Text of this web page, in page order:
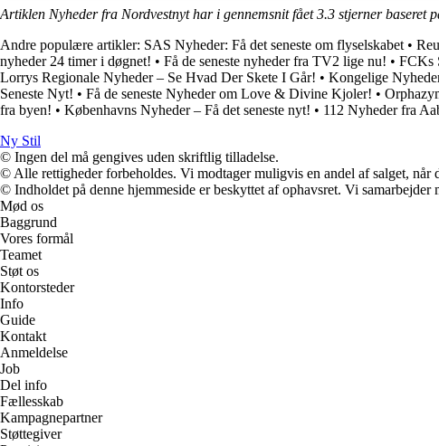
Artiklen Nyheder fra Nordvestnyt har i gennemsnit fået3.3 stjerner baseret
Andre populære artikler: SAS Nyheder: Få det seneste om flyselskabet •
nyheder 24 timer i døgnet! • Få de seneste nyheder fra TV2 lige nu! • FCKs
Lorrys Regionale Nyheder – Se Hvad Der Skete I Går! • Kongelige
Seneste Nyt! • Få de seneste Nyheder om Love & Divine Kjoler! •
fra byen! • Københavns Nyheder – Få det seneste nyt! • 112 Nyheder fra
Ny Stil
© Ingen del må gengives uden skriftlig tilladelse.
© Alle rettigheder forbeholdes. Vi modtager muligvis en andel af salget, når
© Indholdet på denne hjemmeside er beskyttet af ophavsret. Vi
Mød os
Baggrund
Vores formål
Teamet
Støt os
Kontorsteder
Info
Guide
Kontakt
Anmeldelse
Job
Del info
Fællesskab
Kampagnepartner
Støttegiver